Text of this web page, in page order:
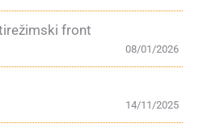
front
08/01/2026
14/11/2025